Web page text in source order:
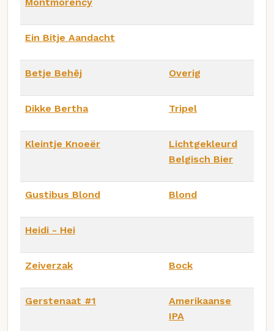
Montmorency
Ein Bitje Aandacht
Betje Behêj Overig
Dikke Bertha Tripel
Kleintje Knoeër
Lichtgekleurd
Belgisch Bier
Gustibus Blond Blond
Heidi - Hei
Zeiverzak Bock
Gerstenaat #1
Amerikaanse
IPA